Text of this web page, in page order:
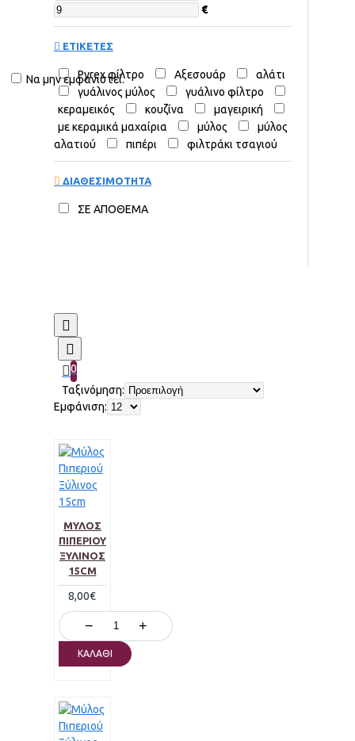
Να μην εμφανιστεί.
€
ΕΤΙΚΕΤΕΣ
Pyrex φίλτρο Αξεσουάρ
αλάτι
γυάλινος μύλος
γυάλινο φίλτρο
κεραμεικός
κουζίνα
μαγειρική
με κεραμικά μαχαίρια
μύλος
μύλος
αλατιού
πιπέρι φιλτράκι τσαγιού
ΔΙΑΘΕΣΙΜΟΤΗΤΑ
ΣΕ ΑΠΟΘΕΜΑ
0
Ταξινόμηση:
Εμφάνιση:
ΜΎΛΟΣ
ΠΙΠΕΡΙΟΎ
ΞΎΛΙΝΟΣ
15CM
8,00€
− +
ΚΑΛΆΘΙ